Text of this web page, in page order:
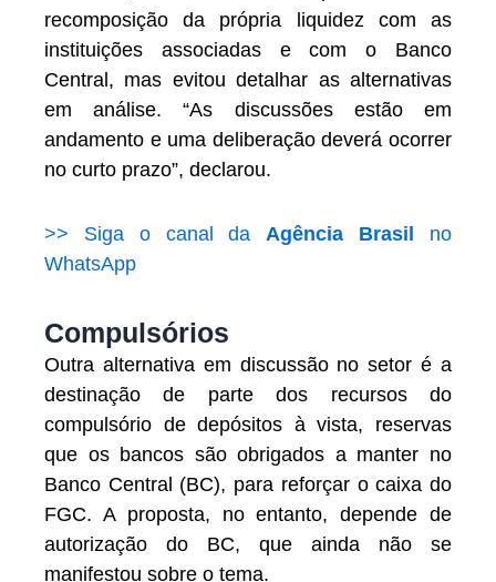
recomposição da própria liquidez com as
instituições associadas e com o Banco
Central, mas evitou detalhar as alternativas
em análise. “As discussões estão em
andamento e uma deliberação deverá ocorrer
no curto prazo”, declarou.
>> Siga o canal daAgência Brasil no
WhatsApp
Compulsórios
Outra alternativa em discussão no setor é a
destinação de parte dos recursos do
compulsório de depósitos à vista, reservas
que os bancos são obrigados a manter no
Banco Central (BC), para reforçar o caixa do
FGC. A proposta, no entanto, depende de
autorização do BC, que ainda não se
manifestou sobre o tema.